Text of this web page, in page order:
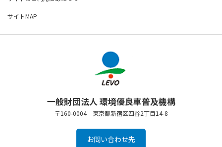
サイトMAP
一般財団法人 環境優良車普及機構
〒160-0004 東京都新宿区四谷2丁目14-8
お問い合わせ先